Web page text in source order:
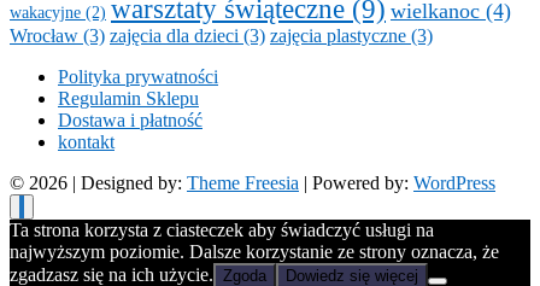
wakacyjne (2) warsztaty świąteczne (9) wielkanoc (4)
Wrocław (3) zajęcia dla dzieci (3) zajęcia plastyczne (3)
Polityka prywatności
Regulamin Sklepu
Dostawa i płatność
kontakt
© 2026 | Designed by: Theme Freesia | Powered by: WordPress
Ta strona korzysta z ciasteczek aby świadczyć usługi na
najwyższym poziomie. Dalsze korzystanie ze strony oznacza, że
zgadzasz się na ich użycie.
Zgoda Dowiedz się więcej